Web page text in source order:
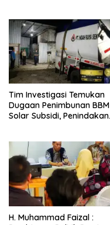
Tim Investigasi Temukan
Dugaan Penimbunan BBM
Solar Subsidi, Penindakan
H. Muhammad Faizal :